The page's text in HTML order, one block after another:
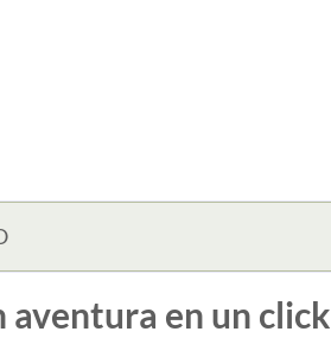
aventura en un click